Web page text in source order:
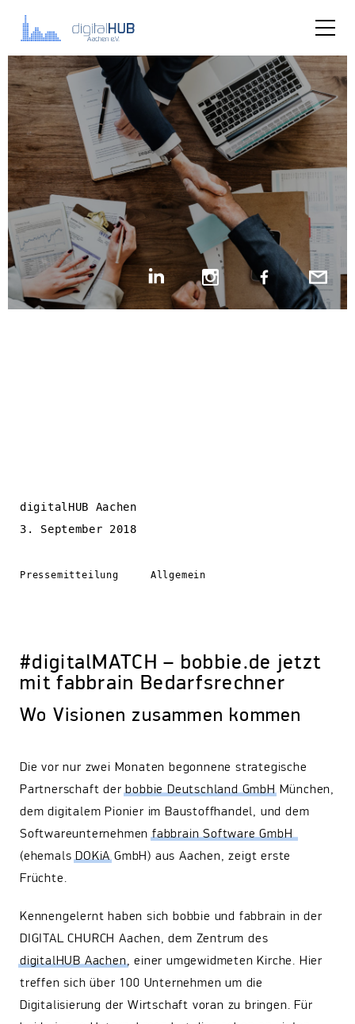
digitalHUB Aachen
3. September 2018
Pressemitteilung Allgemein
#digitalMATCH – bobbie.de jetzt
mit fabbrain Bedarfsrechner
Wo Visionen zusammen kommen
Die vor nur zwei Monaten begonnene strategische
Partnerschaft derbobbie Deutschland GmbHMünchen,
dem digitalem Pionier im Baustoffhandel, und dem
Softwareunternehmenfabbrain Software GmbH
(ehemalsDOKiAGmbH) aus Aachen, zeigt erste
Früchte.
Kennengelernt haben sich bobbie und fabbrain in der
DIGITAL CHURCH Aachen, dem Zentrum des
digitalHUB Aachen, einer umgewidmeten Kirche. Hier
treffen sich über 100 Unternehmen um die
Digitalisierung der Wirtschaft voran zu bringen. Für